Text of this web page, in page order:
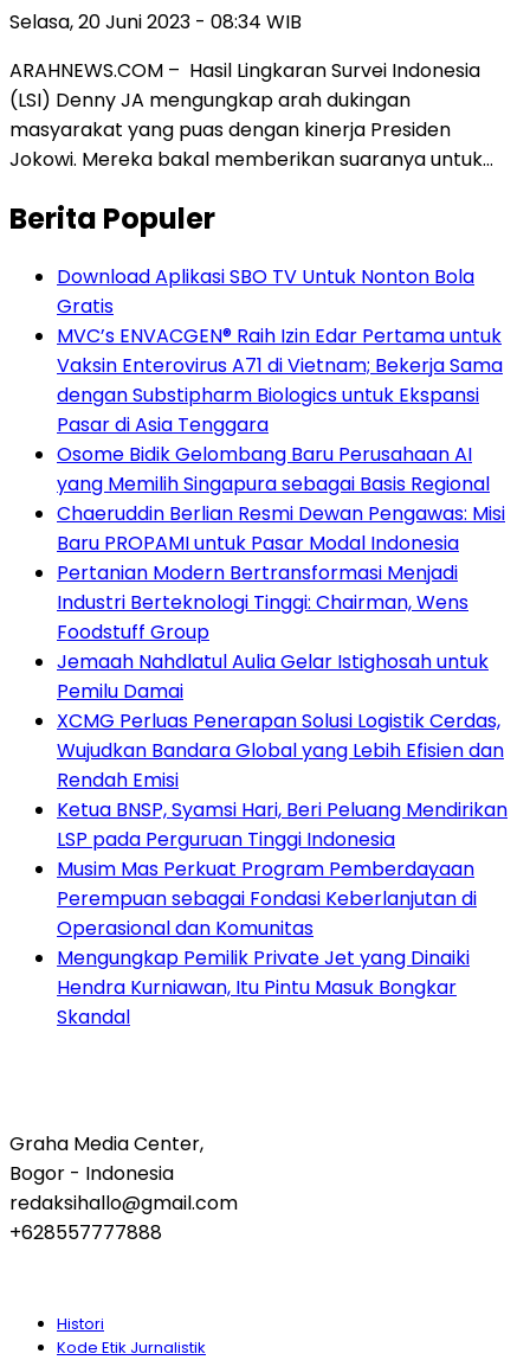
Selasa, 20 Juni 2023 - 08:34 WIB
ARAHNEWS.COM – Hasil Lingkaran Survei Indonesia
(LSI) Denny JA mengungkap arah dukingan
masyarakat yang puas dengan kinerja Presiden
Jokowi. Mereka bakal memberikan suaranya untuk…
Berita Populer
Download Aplikasi SBO TV Untuk Nonton Bola
Gratis
MVC’s ENVACGEN® Raih Izin Edar Pertama untuk
Vaksin Enterovirus A71 di Vietnam; Bekerja Sama
dengan Substipharm Biologics untuk Ekspansi
Pasar di Asia Tenggara
Osome Bidik Gelombang Baru Perusahaan AI
yang Memilih Singapura sebagai Basis Regional
Chaeruddin Berlian Resmi Dewan Pengawas: Misi
Baru PROPAMI untuk Pasar Modal Indonesia
Pertanian Modern Bertransformasi Menjadi
Industri Berteknologi Tinggi: Chairman, Wens
Foodstuff Group
Jemaah Nahdlatul Aulia Gelar Istighosah untuk
Pemilu Damai
XCMG Perluas Penerapan Solusi Logistik Cerdas,
Wujudkan Bandara Global yang Lebih Efisien dan
Rendah Emisi
Ketua BNSP, Syamsi Hari, Beri Peluang Mendirikan
LSP pada Perguruan Tinggi Indonesia
Musim Mas Perkuat Program Pemberdayaan
Perempuan sebagai Fondasi Keberlanjutan di
Operasional dan Komunitas
Mengungkap Pemilik Private Jet yang Dinaiki
Hendra Kurniawan, Itu Pintu Masuk Bongkar
Skandal
Graha Media Center,
Bogor - Indonesia
redaksihallo@gmail.com
+628557777888
Histori
Kode Etik Jurnalistik